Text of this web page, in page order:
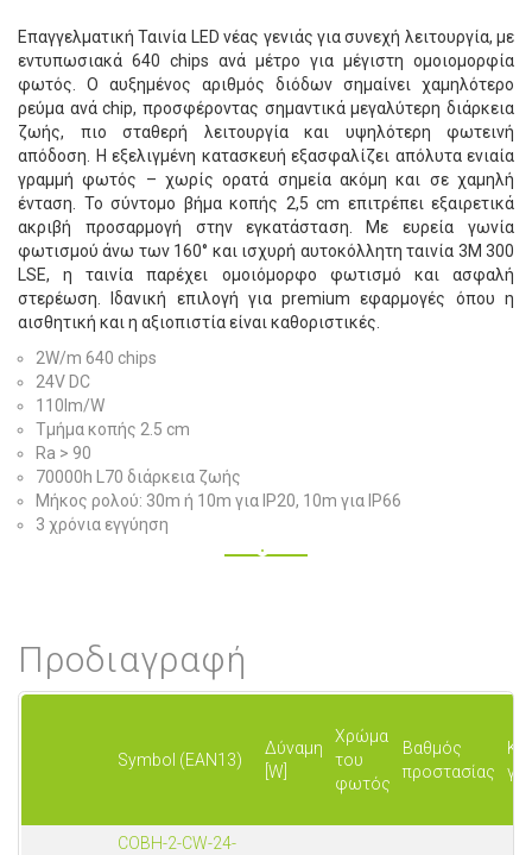
Επαγγελματική Ταινία LED νέας γενιάς για συνεχή λειτουργία, με
εντυπωσιακά 640 chips ανά μέτρο για μέγιστη ομοιομορφία
φωτός. Ο αυξημένος αριθμός διόδων σημαίνει χαμηλότερο
ρεύμα ανά chip, προσφέροντας σημαντικά μεγαλύτερη διάρκεια
ζωής, πιο σταθερή λειτουργία και υψηλότερη φωτεινή
απόδοση. Η εξελιγμένη κατασκευή εξασφαλίζει απόλυτα ενιαία
γραμμή φωτός – χωρίς ορατά σημεία ακόμη και σε χαμηλή
ένταση. Το σύντομο βήμα κοπής 2,5 cm επιτρέπει εξαιρετικά
ακριβή προσαρμογή στην εγκατάσταση. Με ευρεία γωνία
φωτισμού άνω των 160° και ισχυρή αυτοκόλλητη ταινία 3M 300
LSE, η ταινία παρέχει ομοιόμορφο φωτισμό και ασφαλή
στερέωση. Ιδανική επιλογή για premium εφαρμογές όπου η
αισθητική και η αξιοπιστία είναι καθοριστικές.
2W/m 640 chips
24V DC
110lm/W
Τμήμα κοπής 2.5 cm
Ra > 90
70000h L70 διάρκεια ζωής
Μήκος ρολού: 30m ή 10m για IP20, 10m για IP66
3 χρόνια εγγύηση
Προδιαγραφή
Symbol (EAN13)
Δύναμη
[W]
Χρώμα
του
φωτός
Βαθμός
προστασίας
COBH-2-CW-24-